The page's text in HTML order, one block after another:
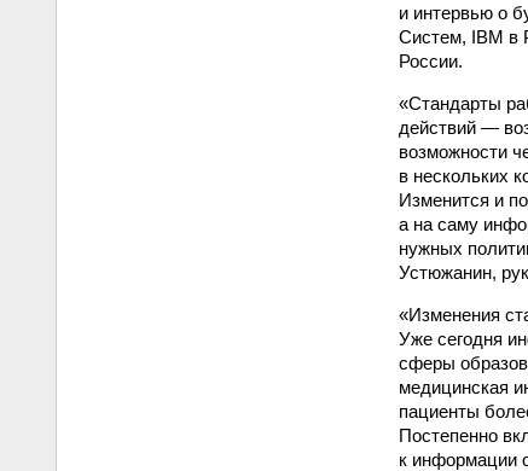
и интервью о
Систем, IBM в
России.
«Стандарты
действий —
возможности
в нескольких
Изменится и
а на саму
нужных
Устюжанин,
«Изменения
Уже сегодня
сферы
медицинская
пациенты
Постепенно
к информации